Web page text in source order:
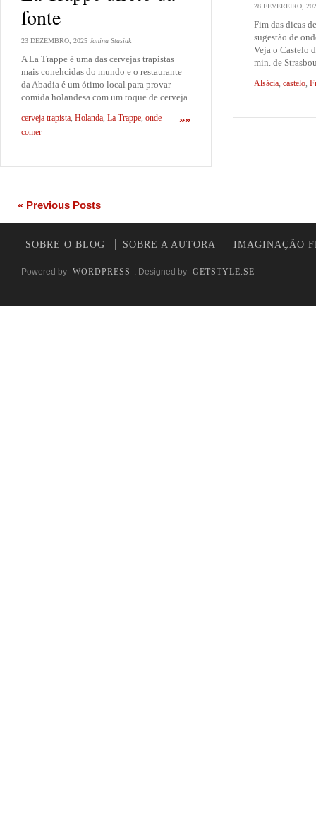
fonte
23 DEZEMBRO, 2025 Janina Stasiak
A La Trappe é uma das cervejas trapistas
mais conehcidas do mundo e o restaurante
da Abadia é um ótimo local para provar
comida holandesa com um toque de cerveja.
»»
cerveja trapista Holanda La Trappe onde
comer
28 FEVEREIRO,
Fim das dicas
sugestão de
Veja o Castelo
min. de
Alsácia castelo
« Previous Posts
SOBRE O BLOG SOBRE A AUTORA IMAGINAÇÃO
Powered by WORDPRESS . Designed by GETSTYLE.SE